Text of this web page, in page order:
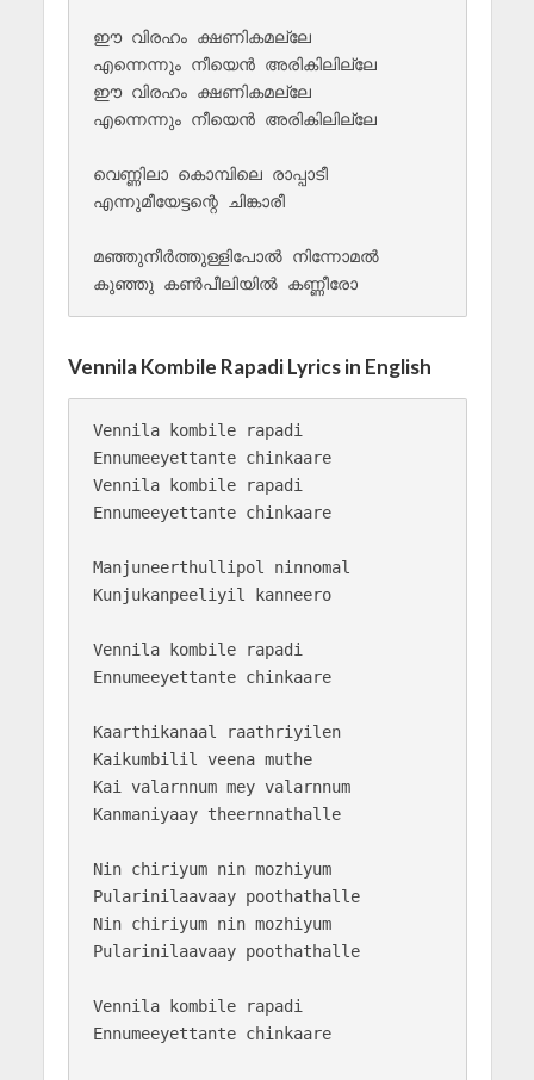
ഈ വിരഹം ക്ഷണികമല്ലേ
എന്നെന്നും നീയെൻ അരികിലില്ലേ
ഈ വിരഹം ക്ഷണികമല്ലേ
എന്നെന്നും നീയെൻ അരികിലില്ലേ
വെണ്ണിലാ കൊമ്പിലെ രാപ്പാടീ
എന്നുമീയേട്ടന്റെ ചിങ്കാരീ
മഞ്ഞുനീർത്തുള്ളിപോൽ നിന്നോമൽ
കുഞ്ഞു കൺപീലിയിൽ കണ്ണീരോ
Vennila Kombile Rapadi Lyrics in English
Vennila kombile rapadi
Ennumeeyettante chinkaare
Vennila kombile rapadi
Ennumeeyettante chinkaare
Manjuneerthullipol ninnomal
Kunjukanpeeliyil kanneero
Vennila kombile rapadi
Ennumeeyettante chinkaare
Kaarthikanaal raathriyilen
Kaikumbilil veena muthe
Kai valarnnum mey valarnnum
Kanmaniyaay theernnathalle
Nin chiriyum nin mozhiyum
Pularinilaavaay poothathalle
Nin chiriyum nin mozhiyum
Pularinilaavaay poothathalle
Vennila kombile rapadi
Ennumeeyettante chinkaare